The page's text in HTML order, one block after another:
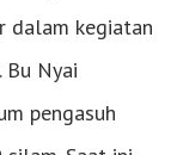
dalam kegiatan
Bu Nyai
pengasuh